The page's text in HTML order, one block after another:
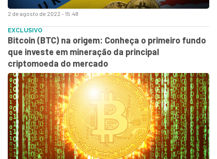
2 de agosto de 2022 - 15:48
EXCLUSIVO
Bitcoin (BTC) na origem: Conheça o primeiro fundo
que investe em mineração da principal
criptomoeda do mercado